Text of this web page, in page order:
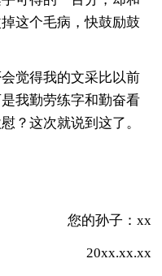
这个毛病，快鼓励鼓
觉得我的文采比以前
我勤劳练字和勤奋看
？这次就说到这了。
您的孙子：xx
20xx.xx.xx